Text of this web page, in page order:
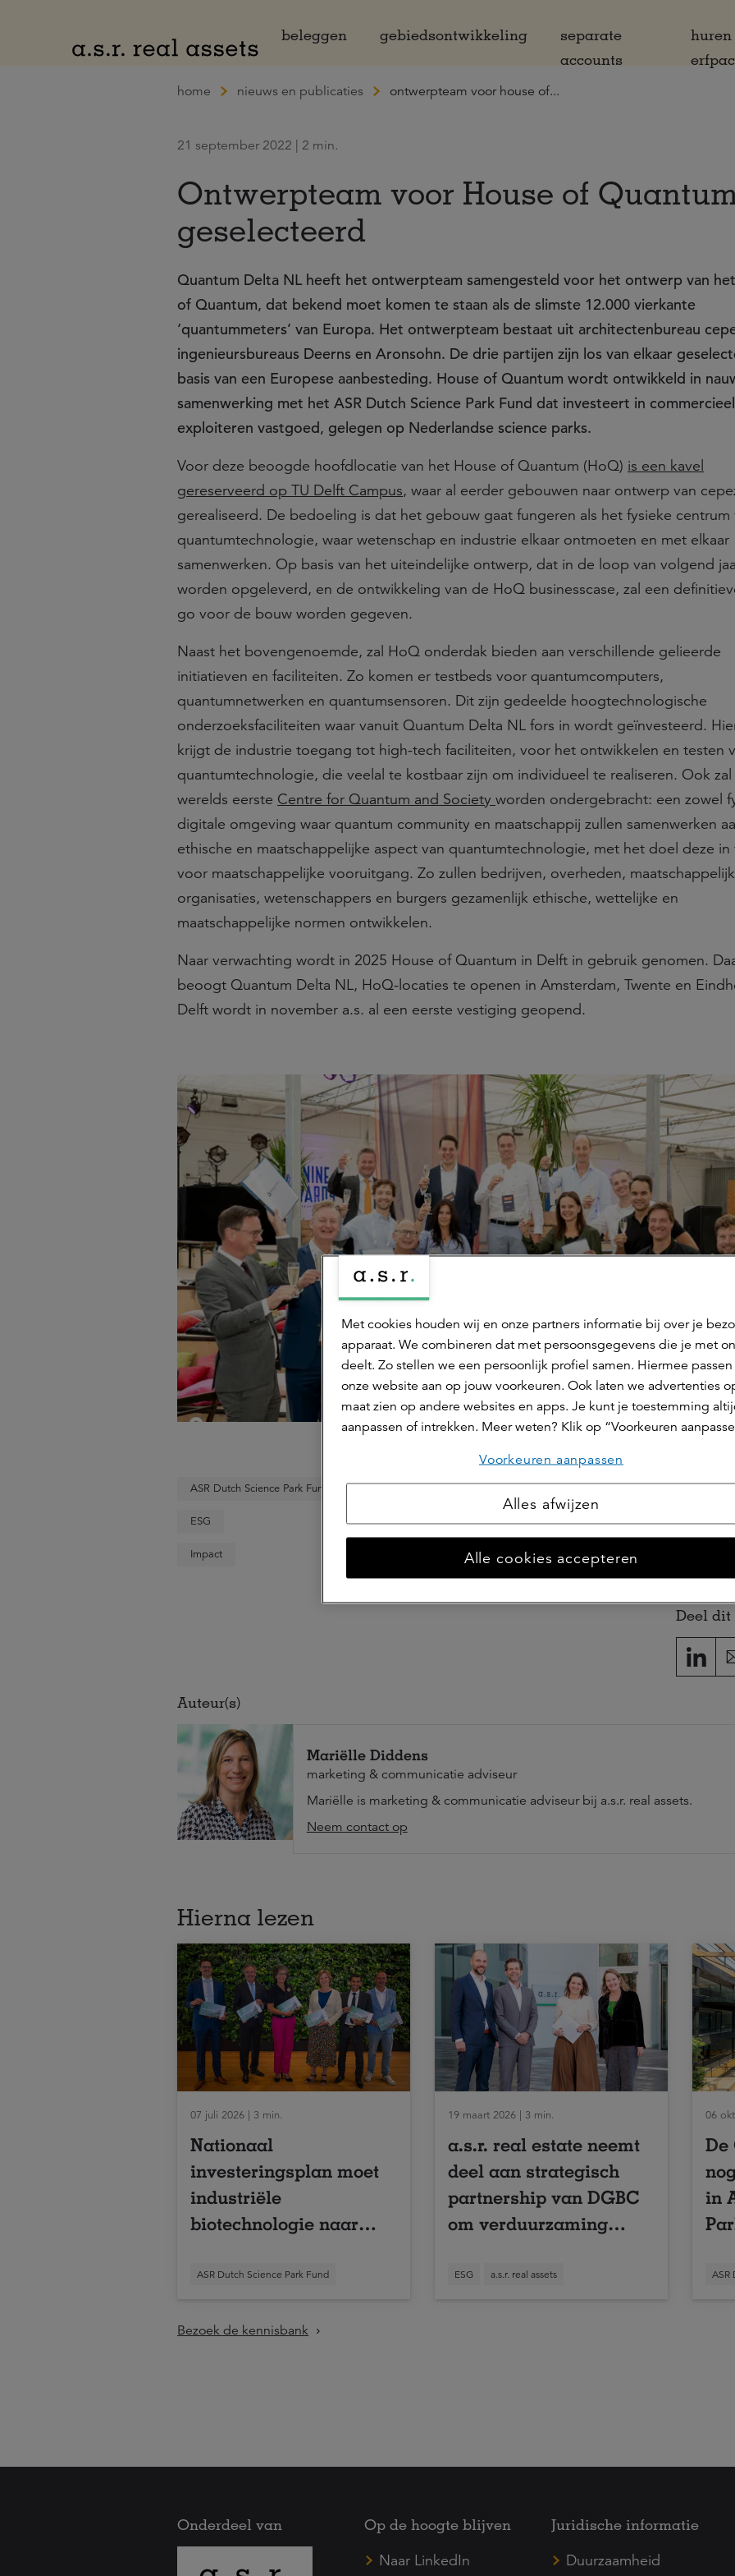
beleggen
gebiedsontwikkeling
separate
accounts
huren
home nieuws en publicaties ontwerpteam voor house of...
21 september 2022 | 2 min.
Ontwerpteam voor House of
geselecteerd
Quantum Delta NL heeft het ontwerpteam samengesteld voor het ontwerp van
of Quantum, dat bekend moet komen te staan als de slimste 12.000 vierkante
‘quantummeters’ van Europa. Het ontwerpteam bestaat uit architectenbureau
ingenieursbureaus Deerns en Aronsohn. De drie partijen zijn los van elkaar
basis van een Europese aanbesteding. House of Quantum wordt ontwikkeld in
samenwerking met het ASR Dutch Science Park Fund dat investeert in
exploiteren vastgoed, gelegen op Nederlandse science parks.
Voor deze beoogde hoofdlocatie van het House of Quantum (HoQ) is een kavel
gereserveerd op TU Delft Campus, waar al eerder gebouwen naar ontwerp van
gerealiseerd. De bedoeling is dat het gebouw gaat fungeren als het fysieke centrum
quantumtechnologie, waar wetenschap en industrie elkaar ontmoeten en met elkaar
samenwerken. Op basis van het uiteindelijke ontwerp, dat in de loop van volgend
worden opgeleverd, en de ontwikkeling van de HoQ businesscase, zal een
go voor de bouw worden gegeven.
Naast het bovengenoemde, zal HoQ onderdak bieden aan verschillende gelieerde
initiatieven en faciliteiten. Zo komen er testbeds voor quantumcomputers,
quantumnetwerken en quantumsensoren. Dit zijn gedeelde hoogtechnologische
onderzoeksfaciliteiten waar vanuit Quantum Delta NL fors in wordt geïnvesteerd.
krijgt de industrie toegang tot high-tech faciliteiten, voor het ontwikkelen en testen
quantumtechnologie, die veelal te kostbaar zijn om individueel te realiseren. Ook zal
werelds eerste Centre for Quantum and Society worden ondergebracht: een zowel
digitale omgeving waar quantum community en maatschappij zullen samenwerken
ethische en maatschappelijke aspect van quantumtechnologie, met het doel deze in
voor maatschappelijke vooruitgang. Zo zullen bedrijven, overheden,
organisaties, wetenschappers en burgers gezamenlijk ethische, wettelijke en
maatschappelijke normen ontwikkelen.
Naar verwachting wordt in 2025 House of Quantum in Delft in gebruik genomen.
beoogt Quantum Delta NL, HoQ-locaties te openen in Amsterdam, Twente en
Delft wordt in november a.s. al een eerste vestiging geopend.
ASR Dutch Science Park Fund
ESG
Impact
Deel
Auteur(s)
Mariëlle Diddens
marketing & communicatie adviseur
Mariëlle is marketing & communicatie adviseur bij a.s.r. real assets.
Neem contact op
Hierna lezen
07 juli 2026 | 3 min.
Nationaal
investeringsplan moet
industriële
biotechnologie naar
ASR Dutch Science Park Fund
19 maart 2026 | 3 min.
a.s.r. real estate neemt
deel aan strategisch
partnership van DGBC
om verduurzaming
te versnellen
ESG a.s.r. real assets
06
De
in
ASR
Bezoek de kennisbank
Onderdeel van
Op de hoogte blijven
Naar LinkedIn
Juridische informatie
Duurzaamheid
Met cookies houden wij en onze partners informatie bij over je
apparaat. We combineren dat met persoonsgegevens die je met
deelt. Zo stellen we een persoonlijk profiel samen. Hiermee
onze website aan op jouw voorkeuren. Ook laten we advertenties
maat zien op andere websites en apps. Je kunt je toestemming
aanpassen of intrekken. Meer weten? Klik op “Voorkeuren
Voorkeuren aanpassen
Alles afwijzen
Alle cookies accepteren